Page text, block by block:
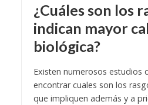
¿Cuáles son los
indican mayor
biológica?
Existen numerosos estudios
encontrar cuales son los
que impliquen además y a